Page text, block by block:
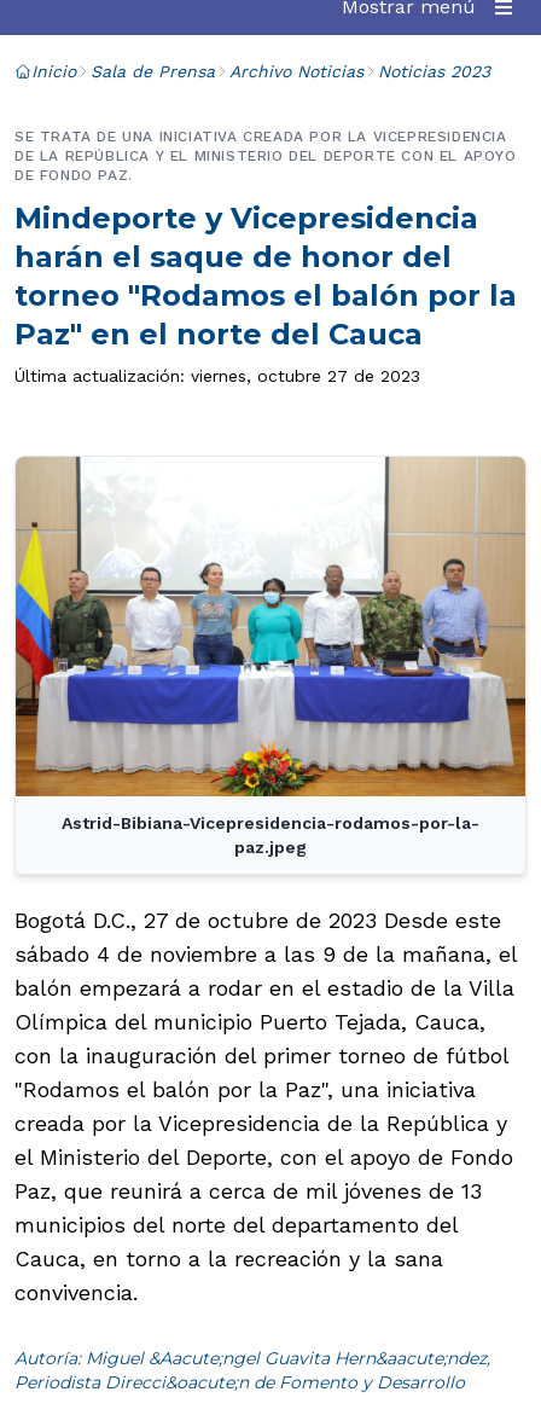
Mostrar menú
Inicio Sala de Prensa Archivo Noticias Noticias 2023
Mindeporte y Vicepresidencia
harán el saque de honor del
torneo "Rodamos el balón por la
Paz" en el norte del Cauca
SE TRATA DE UNA INICIATIVA CREADA POR LA VICEPRESIDENCIA
DE LA REPÚBLICA Y EL MINISTERIO DEL DEPORTE CON EL APOYO
DE FONDO PAZ.
Última actualización: viernes, octubre 27 de 2023
Astrid-Bibiana-Vicepresidencia-rodamos-por-la-
paz.jpeg
Bogotá D.C., 27 de octubre de 2023 Desde este
sábado 4 de noviembre a las 9 de la mañana, el
balón empezará a rodar en el estadio de la Villa
Olímpica del municipio Puerto Tejada, Cauca,
con la inauguración del primer torneo de fútbol
"Rodamos el balón por la Paz", una iniciativa
creada por la Vicepresidencia de la República y
el Ministerio del Deporte, con el apoyo de Fondo
Paz, que reunirá a cerca de mil jóvenes de 13
municipios del norte del departamento del
Cauca, en torno a la recreación y la sana
convivencia.
Autoría: Miguel &Aacute;ngel Guavita Hern&aacute;ndez,
Periodista Direcci&oacute;n de Fomento y Desarrollo